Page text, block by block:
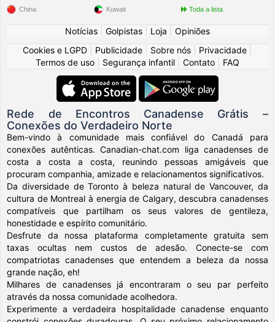
China Kuwait Toda a lista
Notícias Golpistas Loja
Opiniões
Cookies e LGPD
Publicidade Sobre nós Privacidade
Termos de uso
Segurança infantil Contato FAQ
Rede de Encontros Canadense Grátis –
Conexões do Verdadeiro Norte
Bem-vindo à comunidade mais confiável do Canadá para
conexões autênticas. Canadian-chat.com liga canadenses de
costa a costa a costa, reunindo pessoas amigáveis que
procuram companhia, amizade e relacionamentos significativos.
Da diversidade de Toronto à beleza natural de Vancouver, da
cultura de Montreal à energia de Calgary, descubra canadenses
compatíveis que partilham os seus valores de gentileza,
honestidade e espírito comunitário.
Desfrute da nossa plataforma completamente gratuita sem
taxas ocultas nem custos de adesão. Conecte-se com
compatriotas canadenses que entendem a beleza da nossa
grande nação, eh!
Milhares de canadenses já encontraram o seu par perfeito
através da nossa comunidade acolhedora.
Experimente a verdadeira hospitalidade canadense enquanto